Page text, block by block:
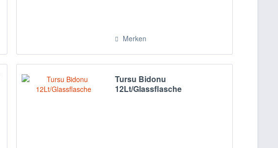
Merken
Tursu Bidonu
12Lt/Glassflasche